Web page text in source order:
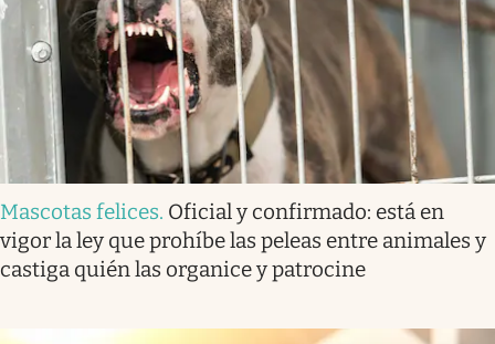
Mascotas felices. Oficial y confirmado: está en
vigor la ley que prohíbe las peleas entre animales y
castiga quién las organice y patrocine